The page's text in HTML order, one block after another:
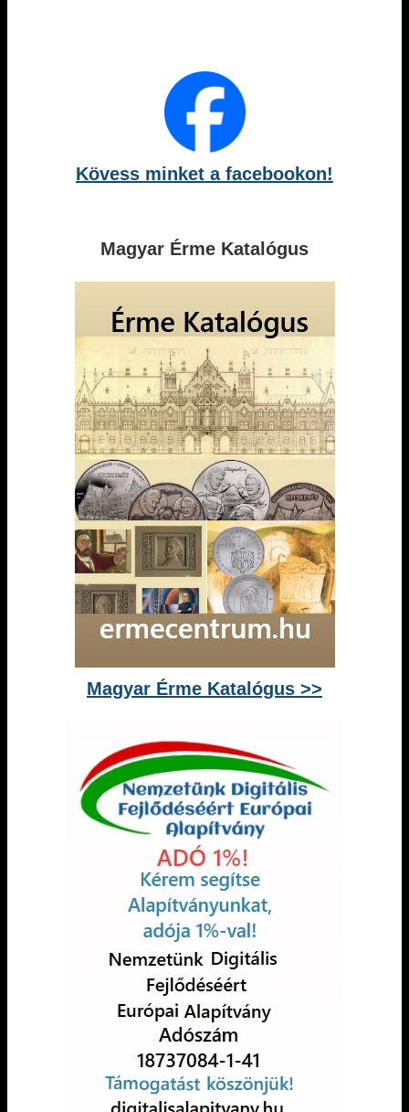
Kövess minket a facebookon!
Magyar Érme Katalógus
Magyar Érme Katalógus >>